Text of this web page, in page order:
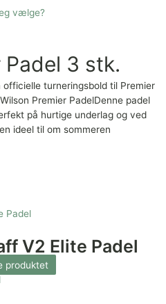
vælge?
Padel 3 stk.
turneringsbold til Premier
Premier PadelDenne padel
på hurtige underlag og ved
ideel til om sommeren
V2 Elite Padel
produktet